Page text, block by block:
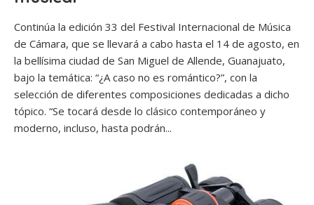
Continúa la edición 33 del Festival Internacional de Música
de Cámara, que se llevará a cabo hasta el 14 de agosto, en
la bellísima ciudad de San Miguel de Allende, Guanajuato,
bajo la temática: “¿A caso no es romántico?”, con la
selección de diferentes composiciones dedicadas a dicho
tópico. “Se tocará desde lo clásico contemporáneo y
moderno, incluso, hasta podrán...